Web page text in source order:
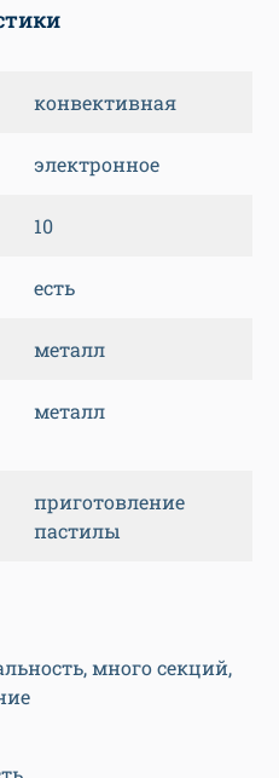
конвективная
электронное
10
есть
металл
металл
приготовление
пастилы
много секций,